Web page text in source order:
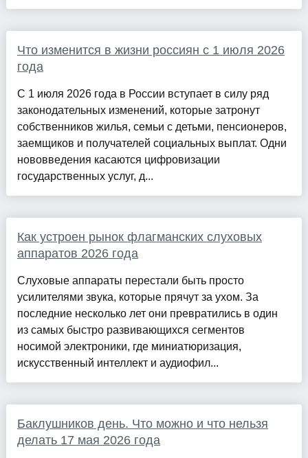
Что изменится в жизни россиян с 1 июля 2026
года
С 1 июля 2026 года в России вступает в силу ряд
законодательных изменений, которые затронут
собственников жилья, семьи с детьми, пенсионеров,
заемщиков и получателей социальных выплат. Одни
нововведения касаются цифровизации
государственных услуг, д...
Как устроен рынок флагманских слуховых
аппаратов 2026 года
Слуховые аппараты перестали быть просто
усилителями звука, которые прячут за ухом. За
последние несколько лет они превратились в один
из самых быстро развивающихся сегментов
носимой электроники, где миниатюризация,
искусственный интеллект и аудиофил...
Баклушников день. Что можно и что нельзя
делать 17 мая 2026 года